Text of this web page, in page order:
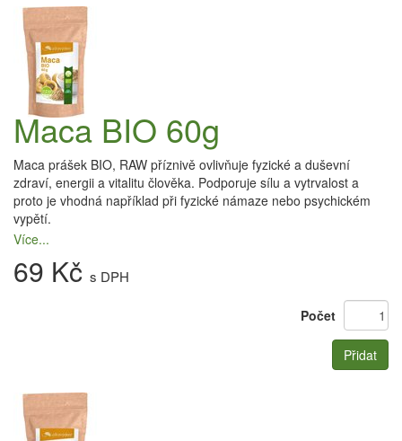
Maca BIO 60g
Maca prášek BIO, RAW příznivě ovlivňuje fyzické a duševní
zdraví, energii a vitalitu člověka. Podporuje sílu a vytrvalost a
proto je vhodná například při fyzické námaze nebo psychickém
vypětí.
Více...
69 Kč s DPH
Počet
Přidat